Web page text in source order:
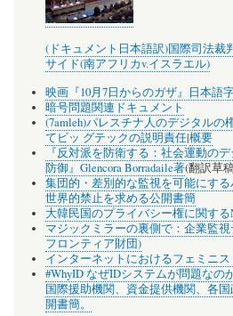
(ドキュメント日本語訳)国際司法裁
サイド(南アフリカv.イスラエル)
映画『10月7日からのガザ』日本語
暗号問題関連ドキュメント
(7amleh)パレスチナ人のデジタルの
てビッ グテックの説明責任|概要
『反対派を防衛する：社会運動の
防御』Glencora Borradaile著(翻訳草
集団的・差別的な監視を可能にす
世界的禁止を求める公開書簡
大韓民国のプライバシー権に関す
マジックミラーの裏側で：企業監
フロンティア財団)
インターネットにおけるフェミニス
#WhyID なぜIDシステムが問題なの
国際援助機関、資金提供機関、各
開書簡。